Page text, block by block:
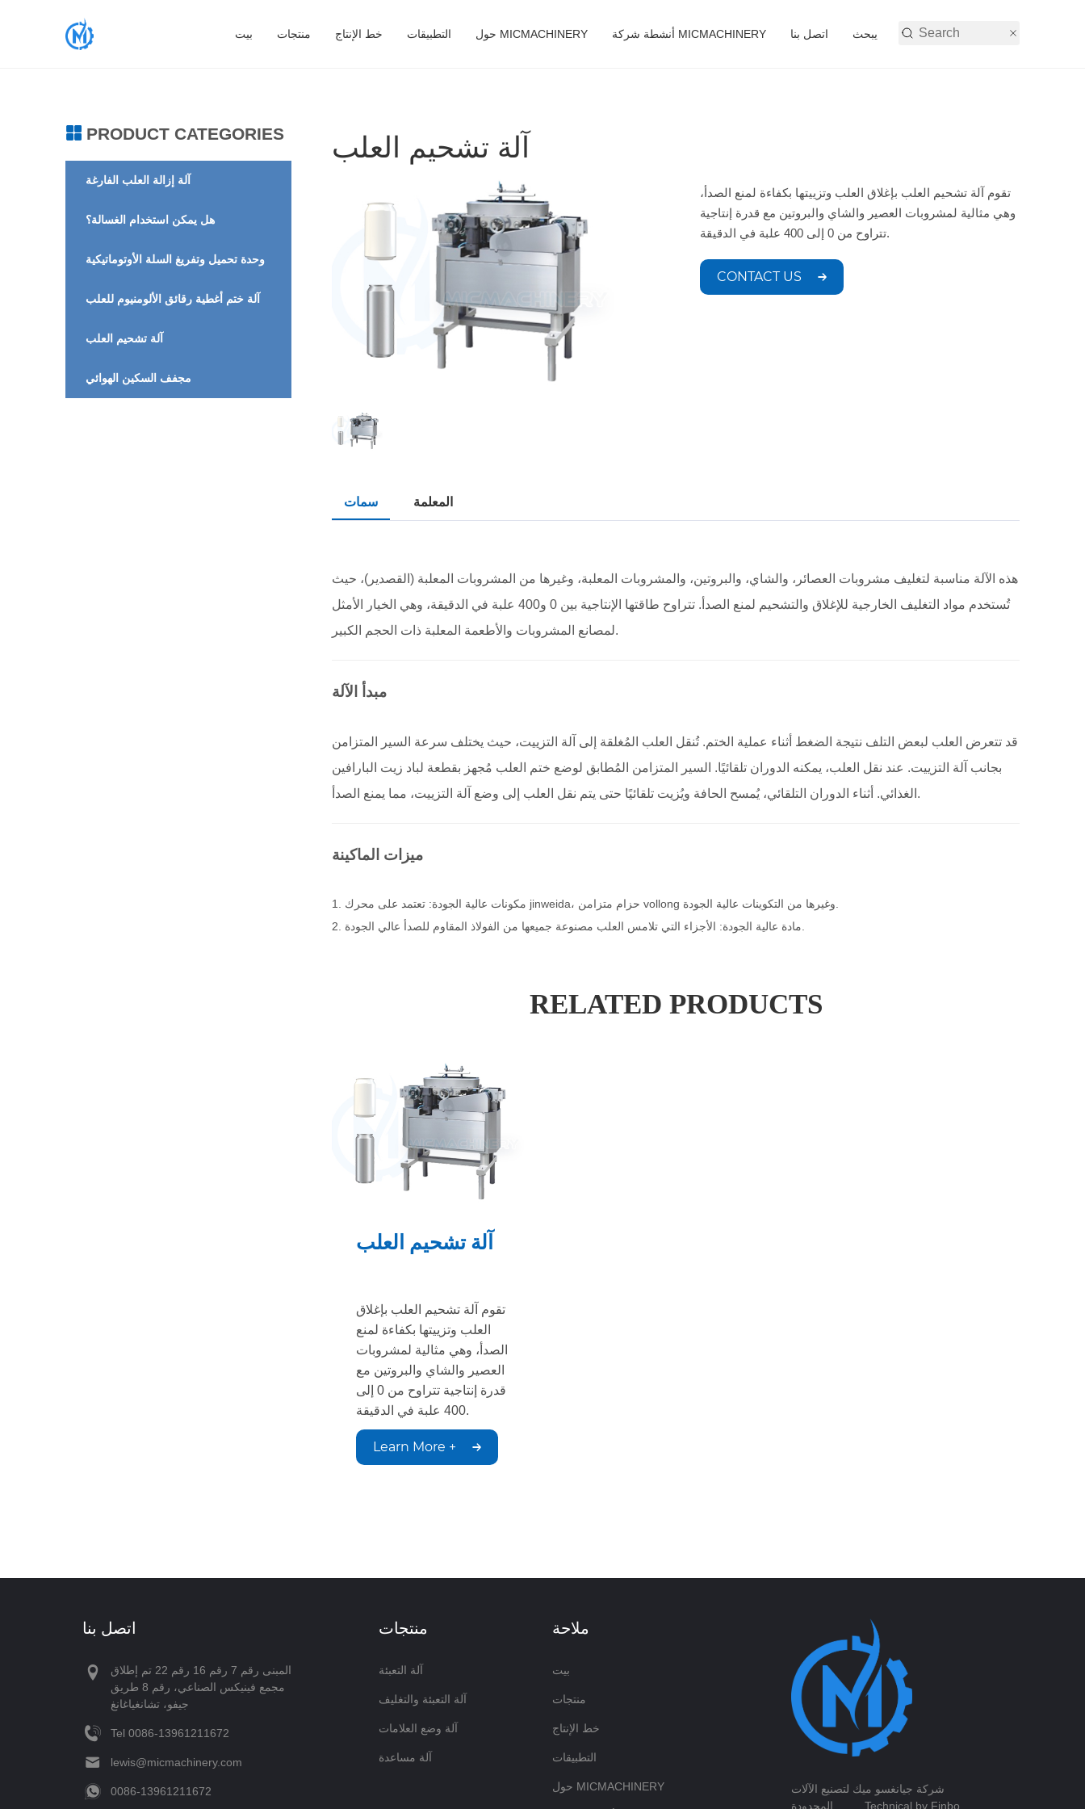
بيت منتجات خط الإنتاج التطبيقات حول MICMACHINERY أنشطة شركة MICMACHINERY اتصل بنا يبحث
PRODUCT CATEGORIES
آلة إزالة العلب الفارغة
هل يمكن استخدام الغسالة؟
وحدة تحميل وتفريغ السلة الأوتوماتيكية
آلة ختم أغطية رقائق الألومنيوم للعلب
آلة تشحيم العلب
مجفف السكين الهوائي
آلة تشحيم العلب
تقوم آلة تشحيم العلب بإغلاق العلب وتزييتها بكفاءة لمنع الصدأ،
وهي مثالية لمشروبات العصير والشاي والبروتين مع قدرة إنتاجية
تتراوح من 0 إلى 400 علبة في الدقيقة.
CONTACT US
سمات المعلمة
هذه الآلة مناسبة لتغليف مشروبات العصائر، والشاي، والبروتين، والمشروبات المعلبة، وغيرها من المشروبات المعلبة (القصدير)، حيث
تُستخدم مواد التغليف الخارجية للإغلاق والتشحيم لمنع الصدأ. تتراوح طاقتها الإنتاجية بين 0 و400 علبة في الدقيقة، وهي الخيار الأمثل
لمصانع المشروبات والأطعمة المعلبة ذات الحجم الكبير.
مبدأ الآلة
قد تتعرض العلب لبعض التلف نتيجة الضغط أثناء عملية الختم. تُنقل العلب المُغلقة إلى آلة التزييت، حيث يختلف سرعة السير المتزامن
بجانب آلة التزييت. عند نقل العلب، يمكنه الدوران تلقائيًا. السير المتزامن المُطابق لوضع ختم العلب مُجهز بقطعة لباد زيت البارافين
الغذائي. أثناء الدوران التلقائي، يُمسح الحافة ويُزيت تلقائيًا حتى يتم نقل العلب إلى وضع آلة التزييت، مما يمنع الصدأ.
ميزات الماكينة
RELATED PRODUCTS
آلة تشحيم العلب
تقوم آلة تشحيم العلب بإغلاق
العلب وتزييتها بكفاءة لمنع
الصدأ، وهي مثالية لمشروبات
العصير والشاي والبروتين مع
قدرة إنتاجية تتراوح من 0 إلى
400 علبة في الدقيقة.
Learn More +
اتصل بنا
المبنى رقم 7 رقم 16 رقم 22 تم إطلاق
مجمع فينيكس الصناعي، رقم 8 طريق
جيفو، تشانغياغانغ
Tel ‪0086-13961211672‬
lewis@micmachinery.com
‪0086-13961211672‬
منتجات
آلة التعبئة
آلة التعبئة والتغليف
آلة وضع العلامات
آلة مساعدة
ملاحة
بيت
منتجات
خط الإنتاج
التطبيقات
حول MICMACHINERY
شركة جيانغسو ميك لتصنيع الآلات
المحدودة
Technical by Finbo